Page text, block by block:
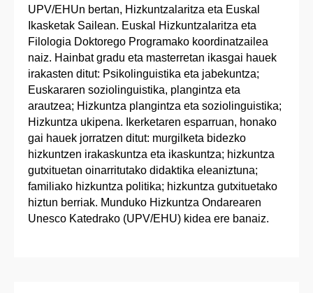
UPV/EHUn bertan, Hizkuntzalaritza eta Euskal
Ikasketak Sailean. Euskal Hizkuntzalaritza eta
Filologia Doktorego Programako koordinatzailea
naiz. Hainbat gradu eta masterretan ikasgai hauek
irakasten ditut: Psikolinguistika eta jabekuntza;
Euskararen soziolinguistika, plangintza eta
arautzea; Hizkuntza plangintza eta soziolinguistika;
Hizkuntza ukipena. Ikerketaren esparruan, honako
gai hauek jorratzen ditut: murgilketa bidezko
hizkuntzen irakaskuntza eta ikaskuntza; hizkuntza
gutxituetan oinarritutako didaktika eleaniztuna;
familiako hizkuntza politika; hizkuntza gutxituetako
hiztun berriak. Munduko Hizkuntza Ondarearen
Unesco Katedrako (UPV/EHU) kidea ere banaiz.